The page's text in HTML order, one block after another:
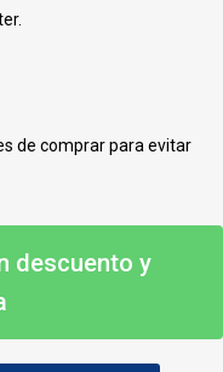
de comprar para evitar
descuento y